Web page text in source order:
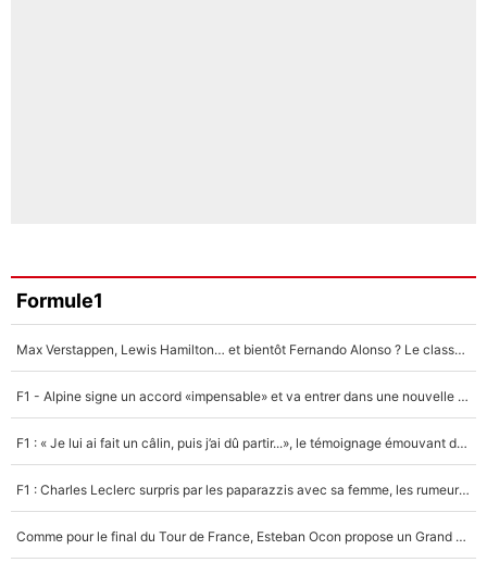
Formule1
Max Verstappen, Lewis Hamilton… et bientôt Fernando Alonso ? Le classement des pilotes les mieux payés en Formule 1 risque de changer !
F1 - Alpine signe un accord «impensable» et va entrer dans une nouvelle dimension : Grande nouvelle pour Pierre Gasly !
F1 : « Je lui ai fait un câlin, puis j’ai dû partir...», le témoignage émouvant de Max Verstappen sur sa fille
F1 : Charles Leclerc surpris par les paparazzis avec sa femme, les rumeurs étaient vraies !
Comme pour le final du Tour de France, Esteban Ocon propose un Grand Prix de Formule 1 à Paris : «Autour de l’Arc de Triomphe, ce serait génial» !